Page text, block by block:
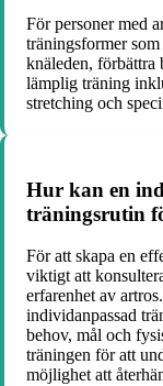
För personer med
träningsformer
knäleden, förbättra
lämplig träning
stretching och
Hur kan en
träningsrutin
För att skapa en
viktigt att
erfarenhet av
individanpassad
behov, mål och
träningen för att
möjlighet att